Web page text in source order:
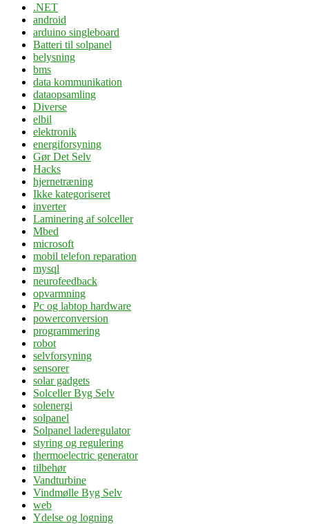
.NET
android
arduino singleboard
Batteri til solpanel
belysning
bms
data kommunikation
dataopsamling
Diverse
elbil
elektronik
energiforsyning
Gør Det Selv
Hacks
hjernetræning
Ikke kategoriseret
inverter
Laminering af solceller
Mbed
microsoft
mobil telefon reparation
mysql
neurofeedback
opvarmning
Pc og labtop hardware
powerconversion
programmering
robot
selvforsyning
sensorer
solar gadgets
Solceller Byg Selv
solenergi
solpanel
Solpanel laderegulator
styring og regulering
thermoelectric generator
tilbehør
Vandturbine
Vindmølle Byg Selv
web
Ydelse og logning